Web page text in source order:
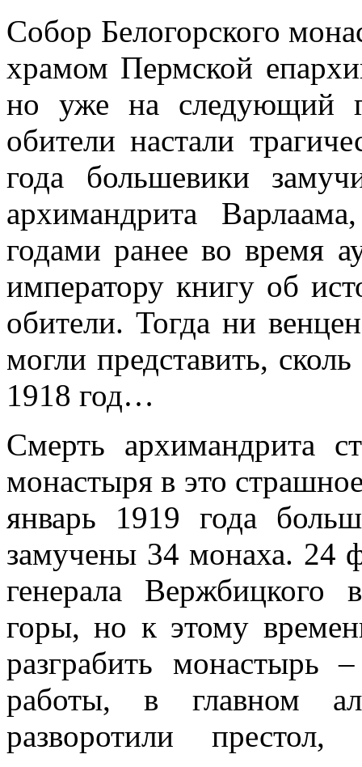
Собор Белогорского
храмом Пермской
но уже на следующий
обители настали
года большевики
архимандрита
годами ранее во время
императору книгу об
обители. Тогда ни
могли представить,
1918 год…
Смерть архимандрита
монастыря в это
январь 1919 года
замучены 34 монаха. 24
генерала
горы, но к этому
разграбить монастырь
работы, в главном
разворотили